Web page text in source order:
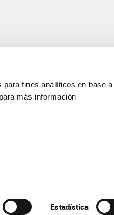
fines analíticos en base
para más información
Estadística